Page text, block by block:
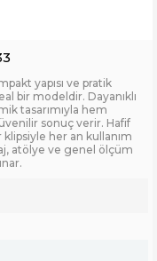
yapısı ve pratik
bir modeldir. Dayanıklı
tasarımıyla hem
sonuç verir. Hafif
klipsiyle her an kullanım
atölye ve genel ölçüm